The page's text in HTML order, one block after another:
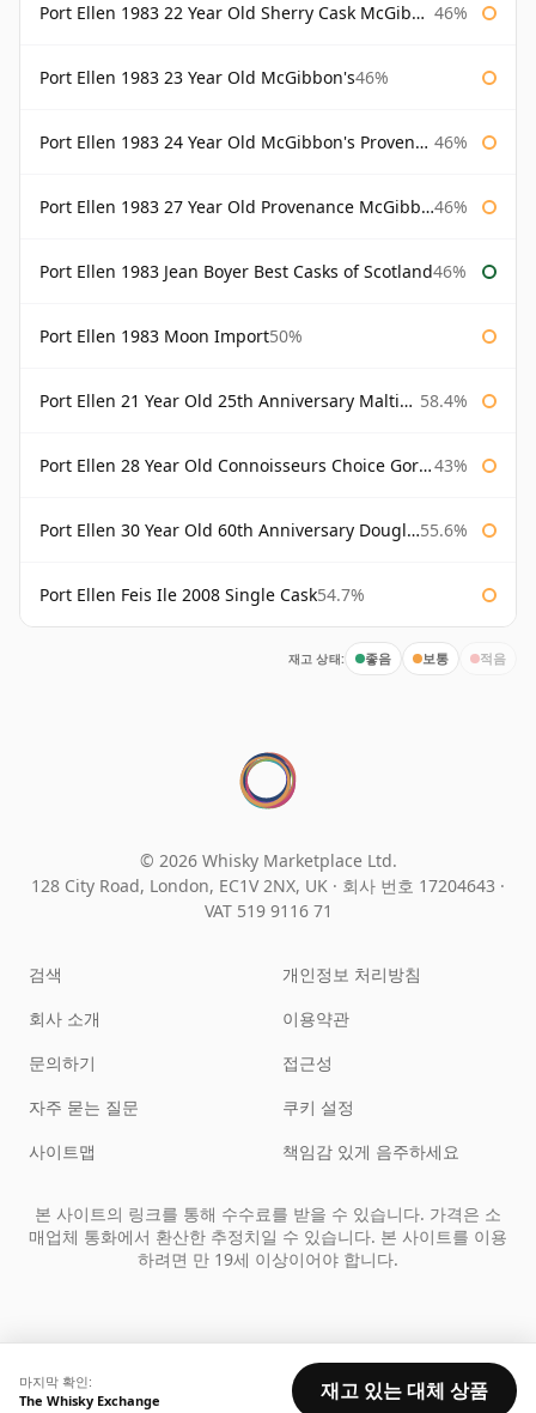
Port Ellen 1983 22 Year Old Sherry Cask McGibbon's Provenance 46%
Port Ellen 1983 23 Year Old McGibbon's46%
Port Ellen 1983 24 Year Old McGibbon's Provenance 46%
Port Ellen 1983 27 Year Old Provenance McGibbon's 46%
Port Ellen 1983 Jean Boyer Best Casks of Scotland46%
Port Ellen 1983 Moon Import50%
Port Ellen 21 Year Old 25th Anniversary Maltings 58.4%
Port Ellen 28 Year Old Connoisseurs Choice Gordon & MacPhail 43%
Port Ellen 30 Year Old 60th Anniversary Douglas Laing 55.6%
Port Ellen Feis Ile 2008 Single Cask54.7%
재고 상태: 좋음 보통 적음
마지막 확인:
The Whisky Exchange
재고 있는 대체 상품
© 2026 Whisky Marketplace Ltd.
128 City Road, London, EC1V 2NX, UK · 회사 번호 17204643 ·
VAT 519 9116 71
검색
회사 소개
문의하기
자주 묻는 질문
사이트맵
개인정보 처리방침
이용약관
접근성
쿠키 설정
책임감 있게 음주하세요
본 사이트의 링크를 통해 수수료를 받을 수 있습니다. 가격은 소
매업체 통화에서 환산한 추정치일 수 있습니다. 본 사이트를 이용
하려면 만 19세 이상이어야 합니다.